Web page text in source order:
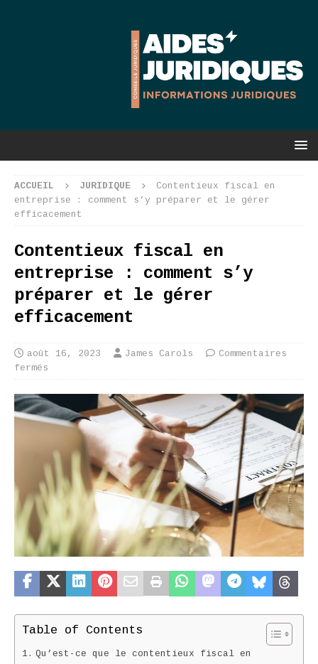
ACCUEIL JURIDIQUE
Contentieux fiscal en
entreprise : comment s’y préparer et le gérer
efficacement
Contentieux fiscal en
entreprise : comment s’y
préparer et le gérer
efficacement
août 16, 2023 James Carols
Commentaires
fermés
Table of Contents
Qu’est-ce que le contentieux fiscal en